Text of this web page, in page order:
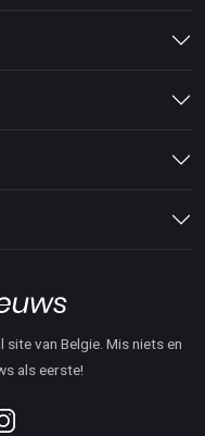
van Belgie. Mis niets en
als eerste!